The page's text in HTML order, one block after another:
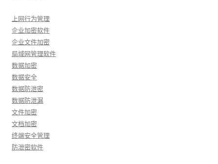
上网行为管理
企业加密软件
企业文件加密
局域网管理软件
数据加密
数据安全
数据防泄密
数据防泄漏
文件加密
文档加密
终端安全管理
防泄密软件